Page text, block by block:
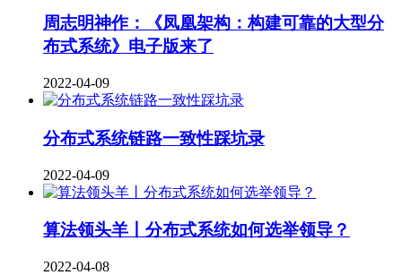
周志明神作：《凤凰架构：构建可靠的大型分
布式系统》电子版来了
2022-04-09
分布式系统链路一致性踩坑录
2022-04-09
算法领头羊丨分布式系统如何选举领导？
2022-04-08